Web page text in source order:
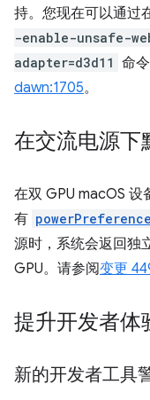
持。您现在可以通过
-enable-unsafe-
adapter=d3d11 命
dawn:1705。
在交流电源下
在双 GPU macOS 设
有 powerPreference
源时，系统会返回独
GPU。请参阅变更
提升开发者体
新的开发者工具